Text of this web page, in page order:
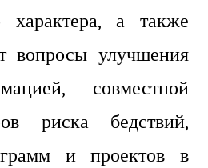
характера, а также
вопросы улучшения
совместной
риска бедствий,
и проектов в